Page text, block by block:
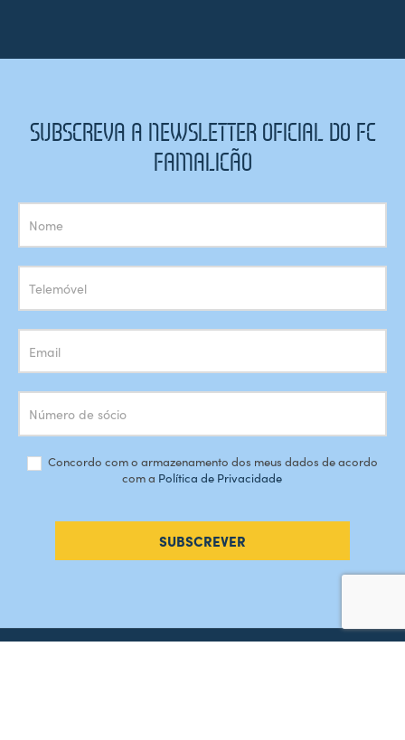
SUBSCREVA A NEWSLETTER OFICIAL DO FC
FAMALICÃO
Subscrição
Newsletter
Concordo com o armazenamento dos meus dados de acordo
com a Política de Privacidade
SUBSCREVER